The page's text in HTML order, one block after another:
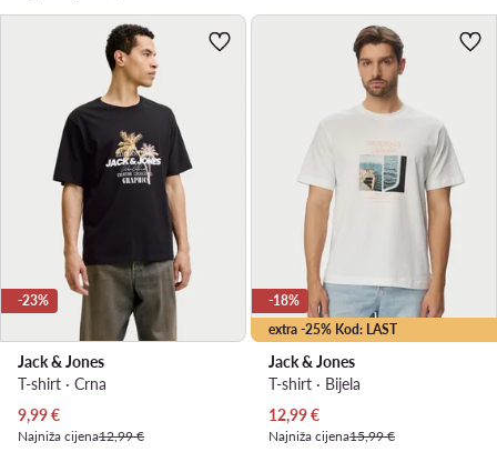
-23%
Jack & Jones
T-shirt · Crna
Trenutna cijena
9,99€
Najniža cijena12,99 €
extra -25% Kod: LAST
-18%
Jack & Jones
T-shirt · Bijela
Trenutna cijena
12,99€
Najniža cijena15,99 €